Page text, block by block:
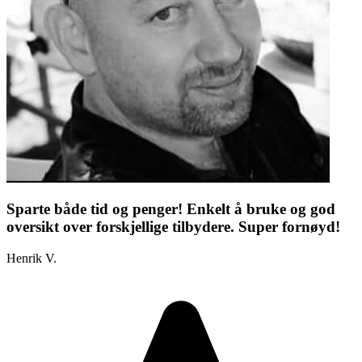
Sparte både tid og penger! Enkelt å bruke og god
oversikt over forskjellige tilbydere. Super fornøyd!
Henrik V.